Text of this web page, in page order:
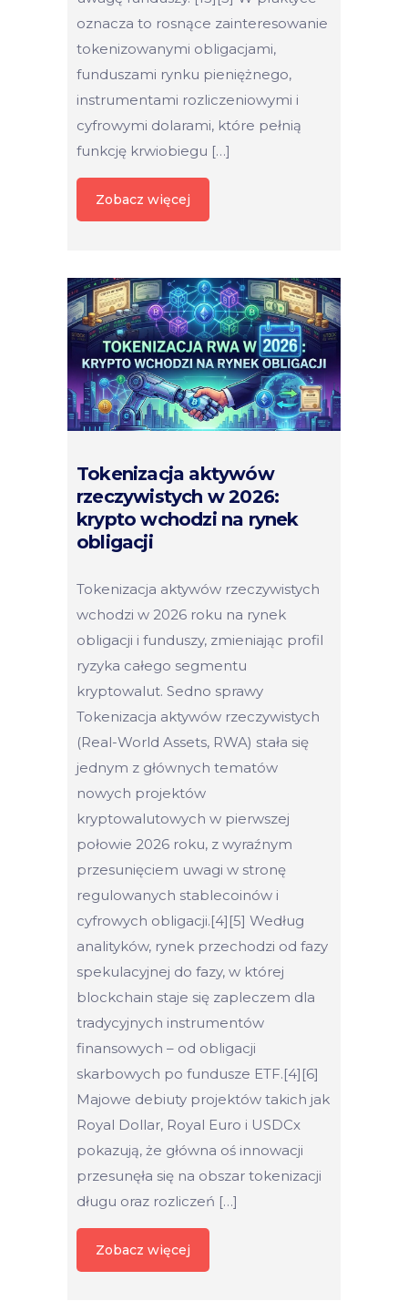
oznacza to rosnące zainteresowanie
tokenizowanymi obligacjami,
funduszami rynku pieniężnego,
instrumentami rozliczeniowymi i
cyfrowymi dolarami, które pełnią
funkcję krwiobiegu […]
Zobacz więcej
Tokenizacja aktywów
rzeczywistych w 2026:
krypto wchodzi na rynek
obligacji
Tokenizacja aktywów rzeczywistych
wchodzi w 2026 roku na rynek
obligacji i funduszy, zmieniając profil
ryzyka całego segmentu
kryptowalut. Sedno sprawy
Tokenizacja aktywów rzeczywistych
(Real-World Assets, RWA) stała się
jednym z głównych tematów
nowych projektów
kryptowalutowych w pierwszej
połowie 2026 roku, z wyraźnym
przesunięciem uwagi w stronę
regulowanych stablecoinów i
cyfrowych obligacji.[4][5] Według
analityków, rynek przechodzi od fazy
spekulacyjnej do fazy, w której
blockchain staje się zapleczem dla
tradycyjnych instrumentów
finansowych – od obligacji
skarbowych po fundusze ETF.[4][6]
Majowe debiuty projektów takich jak
Royal Dollar, Royal Euro i USDCx
pokazują, że główna oś innowacji
przesunęła się na obszar tokenizacji
długu oraz rozliczeń […]
Zobacz więcej